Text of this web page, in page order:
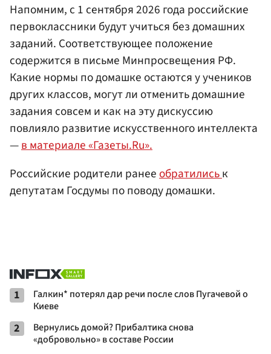
Напомним, с 1 сентября 2026 года российские
первоклассники будут учиться без домашних
заданий. Соответствующее положение
содержится в письме Минпросвещения РФ.
Какие нормы по домашке остаются у учеников
других классов, могут ли отменить домашние
задания совсем и как на эту дискуссию
повлияло развитие искусственного интеллекта
—в материале «Газеты.Ru».
Российские родители ранееобратилиськ
депутатам Госдумы по поводу домашки.
1
Галкин* потерял дар речи после слов Пугачевой о
Киеве
2
Вернулись домой? Прибалтика снова
«добровольно» в составе России